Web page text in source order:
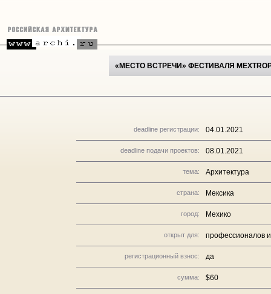
«МЕСТО ВСТРЕЧИ» ФЕСТИВАЛЯ
deadline регистрации: 04.01.2021
deadline подачи проектов: 08.01.2021
тема: Архитектура
страна: Мексика
город: Мехико
открыт для: профессионалов
регистрационный взнос: да
сумма: $60